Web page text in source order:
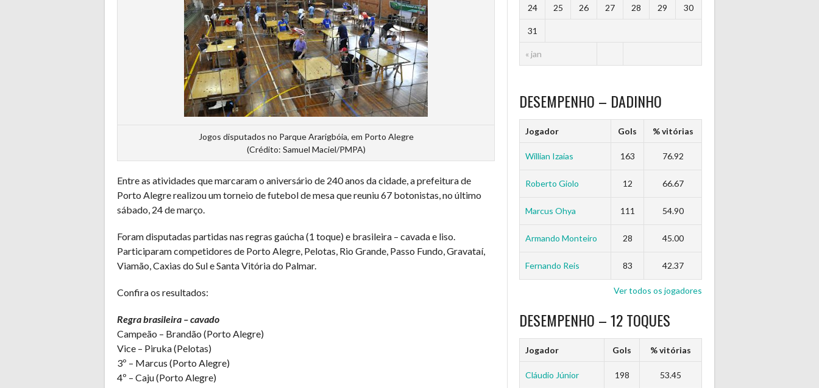
Jogos disputados no Parque Ararigbóia, em Porto Alegre
(Crédito: Samuel Maciel/PMPA)
Entre as atividades que marcaram o aniversário de 240 anos da cidade, a prefeitura de
Porto Alegre realizou um torneio de futebol de mesa que reuniu 67 botonistas, no último
sábado, 24 de março.
Foram disputadas partidas nas regras gaúcha (1 toque) e brasileira – cavada e liso.
Participaram competidores de Porto Alegre, Pelotas, Rio Grande, Passo Fundo, Gravataí,
Viamão, Caxias do Sul e Santa Vitória do Palmar.
Confira os resultados:
Regra brasileira – cavado
Campeão – Brandão (Porto Alegre)
Vice – Piruka (Pelotas)
3º – Marcus (Porto Alegre)
4º – Caju (Porto Alegre)
« jan
24 25 26 27 28 29 30
31
DESEMPENHO – DADINHO
Jogador Gols % vitórias
Willian Izaias 163 76.92
Roberto Giolo 12 66.67
Marcus Ohya 111 54.90
Armando Monteiro 28 45.00
Fernando Reis 83 42.37
Ver todos os jogadores
DESEMPENHO – 12 TOQUES
Jogador Gols % vitórias
Cláudio Júnior 198 53.45